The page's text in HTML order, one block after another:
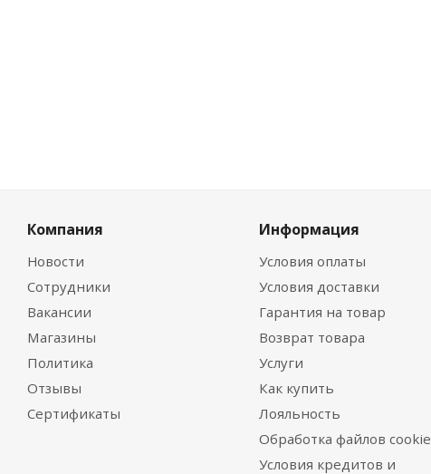
Компания
Новости
Сотрудники
Вакансии
Магазины
Политика
Отзывы
Сертификаты
Информация
Условия оплаты
Условия доставки
Гарантия на товар
Возврат товара
Услуги
Как купить
Лояльность
Обработка файлов cookie
Условия кредитов и